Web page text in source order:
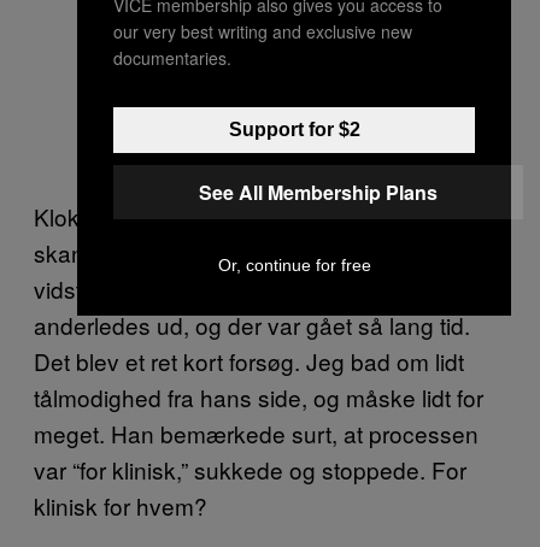
Klokken var 16, og helt i tråd med det
skandinaviske klima var det bælgmørkt. Jeg
vidste ikke, hvilken dag, det var. Han så
anderledes ud, og der var gået så lang tid.
Det blev et ret kort forsøg. Jeg bad om lidt
tålmodighed fra hans side, og måske lidt for
meget. Han bemærkede surt, at processen
var “for klinisk,” sukkede og stoppede. For
klinisk for hvem?
our very best writing and exclusive new
documentaries.
Support for $2
See All Membership Plans
Or, continue for free